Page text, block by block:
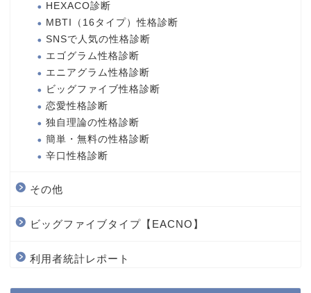
HEXACO診断
MBTI（16タイプ）性格診断
SNSで人気の性格診断
エゴグラム性格診断
エニアグラム性格診断
ビッグファイブ性格診断
恋愛性格診断
独自理論の性格診断
簡単・無料の性格診断
辛口性格診断
その他
ビッグファイブタイプ【EACNO】
利用者統計レポート